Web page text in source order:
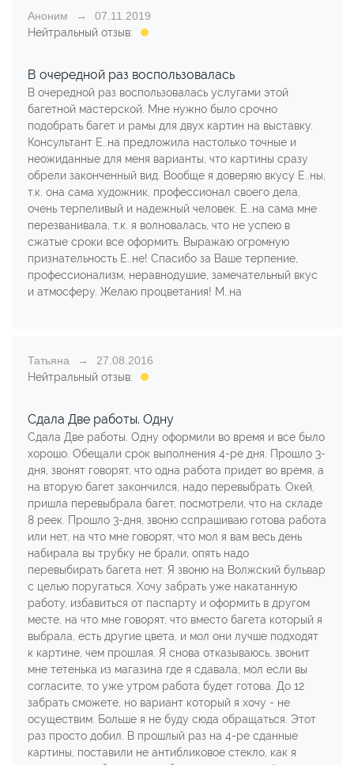
Аноним
07.11.2019
Нейтральный отзыв:
В очередной раз воспользовалась
В очередной раз воспользовалась услугами этой
багетной мастерской. Мне нужно было срочно
подобрать багет и рамы для двух картин на выставку.
Консультант Е..на предложила настолько точные и
неожиданные для меня варианты, что картины сразу
обрели законченный вид. Вообще я доверяю вкусу Е..ны,
т.к. она сама художник, профессионал своего дела,
очень терпеливый и надежный человек. Е..на сама мне
перезванивала, т.к. я волновалась, что не успею в
сжатые сроки все оформить. Выражаю огромную
признательность Е..не! Спасибо за Ваше терпение,
профессионализм, неравнодушие, замечательный вкус
и атмосферу. Желаю процветания! М..на
Татьяна
27.08.2016
Нейтральный отзыв:
Сдала Две работы. Одну
Сдала Две работы. Одну оформили во время и все было
хорошо. Обещали срок выполнения 4-ре дня. Прошло 3-
дня, звонят говорят, что одна работа придет во время, а
на вторую багет закончился, надо перевыбрать. Окей,
пришла перевыбрала багет, посмотрели, что на складе
8 реек. Прошло 3-дня, звоню сспрашиваю готова работа
или нет, на что мне говорят, что мол я вам весь день
набирала вы трубку не брали, опять надо
перевыбирать багета нет. Я звоню на Волжский бульвар
с целью поругаться. Хочу забрать уже накатанную
работу, избавиться от паспарту и оформить в другом
месте, на что мне говорят, что вместо багета который я
выбрала, есть другие цвета, и мол они лучше подходят
к картине, чем прошлая. Я снова отказываюсь, звонит
мне тетенька из магазина где я сдавала, мол если вы
согласите, то уже утром работа будет готова. До 12
забрать сможете, но вариант который я хочу - не
осуществим. Больше я не буду сюда обращаться. Этот
раз просто добил. В прошлый раз на 4-ре сданные
картины, поставили не антибликовое стекло, как я